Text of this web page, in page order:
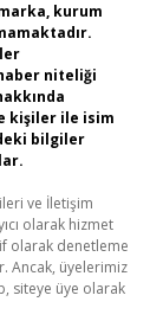
kurum
niteliği
kişiler ile isim
bilgiler
ve İletişim
olarak hizmet
olarak denetleme
Ancak, üyelerimiz
siteye üye olarak